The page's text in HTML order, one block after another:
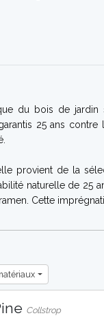
du bois de jardin
25 ans contre
provient de la
naturelle de 25
Cette
Collstrop